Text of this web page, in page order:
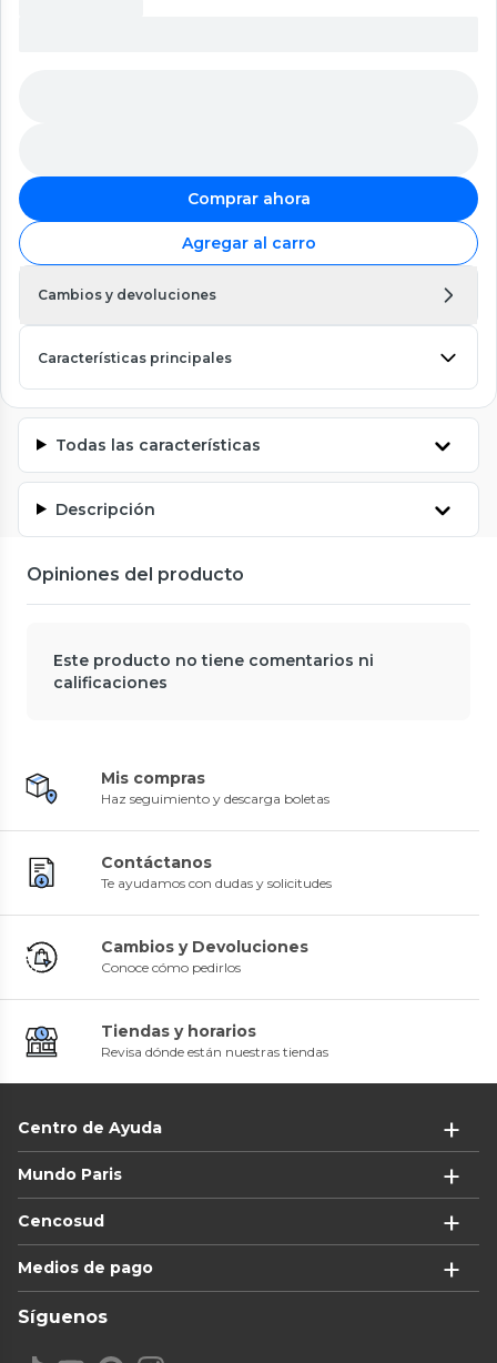
Comprar ahora
Agregar al carro
Cambios y devoluciones
Características principales
Todas las características
Descripción
Opiniones del producto
Este producto no tiene comentarios ni
calificaciones
Mis compras
Haz seguimiento y descarga boletas
Contáctanos
Te ayudamos con dudas y solicitudes
Cambios y Devoluciones
Conoce cómo pedirlos
Tiendas y horarios
Revisa dónde están nuestras tiendas
Centro de Ayuda
Mundo Paris
Cencosud
Medios de pago
Síguenos